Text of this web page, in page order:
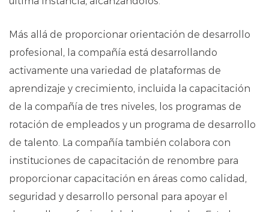
Más allá de proporcionar orientación de desarrollo
profesional, la compañía está desarrollando
activamente una variedad de plataformas de
aprendizaje y crecimiento, incluida la capacitación
de la compañía de tres niveles, los programas de
rotación de empleados y un programa de desarrollo
de talento. La compañía también colabora con
instituciones de capacitación de renombre para
proporcionar capacitación en áreas como calidad,
seguridad y desarrollo personal para apoyar el